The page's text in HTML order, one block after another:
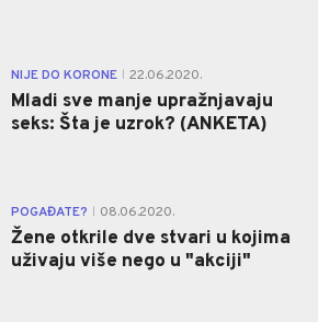
NIJE DO KORONE 22.06.2020.
Mladi sve manje upražnjavaju
seks: Šta je uzrok? (ANKETA)
POGAĐATE? 08.06.2020.
Žene otkrile dve stvari u kojima
uživaju više nego u "akciji"